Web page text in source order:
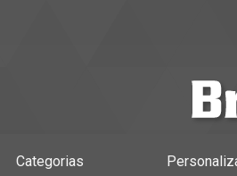
Categorias